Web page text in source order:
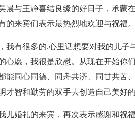
晨与王静喜结良缘的好日子，承蒙
的来宾们表示最热烈地欢迎与祝福。
我有很多的.心里话想要对我的儿子
心愿，我很是欣慰。从现在开始你
能同心同德、同舟共济、同甘共苦
才智和勤劳的双手去创造自己美好的
儿婚礼的来宾，再次表示感谢和祝